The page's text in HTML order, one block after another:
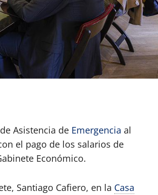
Asistencia de Emergencia al
el pago de los salarios de
Económico.
Santiago Cafiero, en la Casa